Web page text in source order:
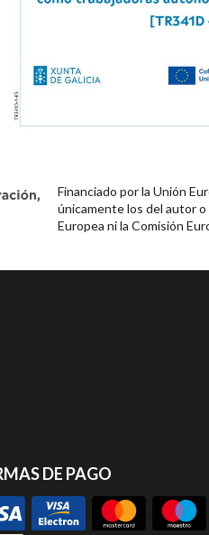
Financiado por la Unión
únicamente los del autor o
Europea ni la Comisión
DE PAGO